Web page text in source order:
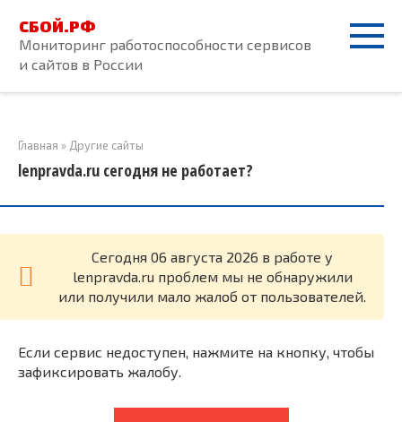
контенту
СБОЙ.РФ
Мониторинг работоспособности сервисов
и сайтов в России
Главная » Другие сайты
lenpravda.ru сегодня не работает?
Cегодня 06 августа 2026 в работе у
lenpravda.ru проблем мы не обнаружили
или получили мало жалоб от пользователей.
Если сервис недоступен, нажмите на кнопку, чтобы
зафиксировать жалобу.